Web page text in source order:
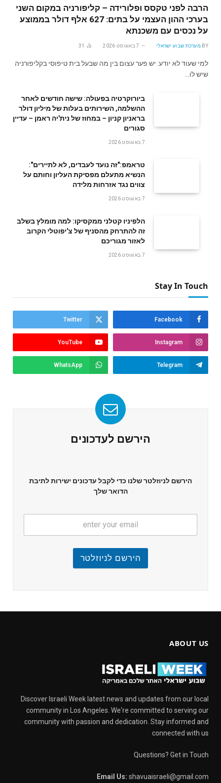
הרבה לפני טקסס ופלורידה – קליפורניה במקום השני
בערכי ההון העצמי על בתים: 627 אלף דולר בממוצע
על נכסים עם משכנתא
BY מערכת שבוע ישראלי 7 באוגוסט 2026 31
למי שעוד לא יודע: יש פער עצום בין מה שבעל בית טיפוסי בקליפורניה
שיש לו…
ביורוקרטיה בפעולה: שישה חודשים לאחר
ההשלמה, השירותים בעלות של מיליון דולר
בראניון קניון – במחוז של נית'יה ראמן – עדיין
סגורים
7 באוגוסט 2026
טראמפ:"זה נועד לעבדים, לא לתיירים":
הנשיא מתעלם מפסיקת העליון וחותם על
צווים נגד אזרחות מלידה
7 באוגוסט 2026
הלפיניו קטלני ממקסיקו: למה מומלץ בשלב
זה להתרחק מהסניף של צ'יפוטלי הקרוב
לאזור מגוריכם
7 באוגוסט 2026
Stay In Touch
Facebook
Twitter
Instagram
YouTube
Telegram
WhatsApp
הירשם לעדכונים
הירשם לניוזלטר שלנו כדי לקבל עדכונים ישירות לתיבת
הדואר שלך
הירשם לניוזלטר
ABOUT US
Discover Israeli Week latest news and updates from our local
community in Los Angeles. We're committed to serving our
community with passion and dedication. Stay informed and
connected with us
Questions? Get in Touch
Email Us: shavuaisraeli@gmail.com